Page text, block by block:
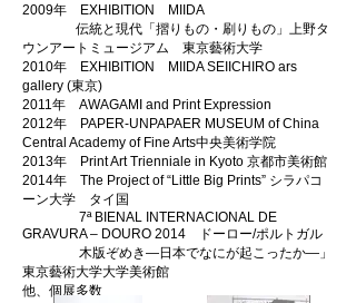
2009年 EXHIBITION MIIDA
伝統と現代「摺りもの・刷りもの」上野タ
ウンアートミュージアム 東京藝術大学
2010年 EXHIBITION MIIDA SEIICHIRO ars
gallery (東京)
2011年 AWAGAMI and Print Expression
2012年 PAPER-UNPAPAER MUSEUM of China
Central Academy of Fine Arts中央美術学院
2013年 Print Art Trienniale in Kyoto 京都市美術館
2014年 The Project of “Little Big Prints” シラパコ
ーン大学 タイ国
7ª BIENAL INTERNACIONAL DE
GRAVURA – DOURO 2014 ドーロー/ポルトガル
木版ぞめき―日本でなにが起こったか―」
東京藝術大学大学美術館
他、個展多数